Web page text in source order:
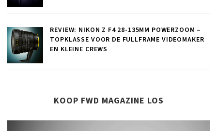
REVIEW: NIKON Z F4 28-135MM POWERZOOM –
TOPKLASSE VOOR DE FULLFRAME VIDEOMAKER
EN KLEINE CREWS
KOOP FWD MAGAZINE LOS